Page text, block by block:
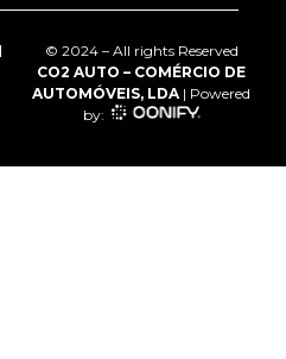
© 2024 – All rights Reserved
CO2 AUTO – COMÉRCIO DE
AUTOMÓVEIS, LDA | Powered
by: